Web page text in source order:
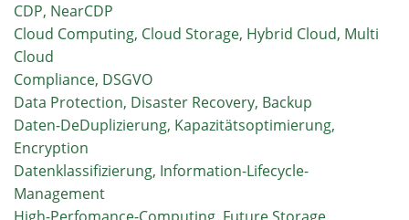
CDP, NearCDP
Cloud Computing, Cloud Storage, Hybrid Cloud, Multi
Cloud
Compliance, DSGVO
Data Protection, Disaster Recovery, Backup
Daten-DeDuplizierung, Kapazitätsoptimierung,
Encryption
Datenklassifizierung, Information-Lifecycle-
Management